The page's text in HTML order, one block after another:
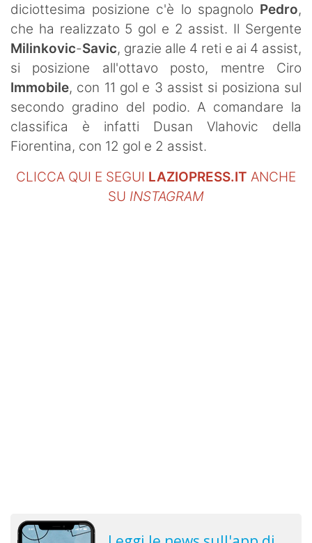
diciottesima posizione c'è lo spagnolo Pedro,
che ha realizzato 5 gol e 2 assist. Il Sergente
Milinkovic-Savic, grazie alle 4 reti e ai 4 assist,
si posizione all'ottavo posto, mentre Ciro
Immobile, con 11 gol e 3 assist si posiziona sul
secondo gradino del podio. A comandare la
classifica è infatti Dusan Vlahovic della
Fiorentina, con 12 gol e 2 assist.
CLICCA QUI E SEGUI LAZIOPRESS.IT ANCHE
SU INSTAGRAM